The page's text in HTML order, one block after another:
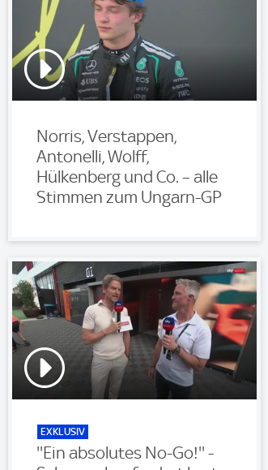
Norris, Verstappen,
Antonelli, Wolff,
Hülkenberg und Co. – alle
Stimmen zum Ungarn-GP
EXKLUSIV
''Ein absolutes No-Go!'' -